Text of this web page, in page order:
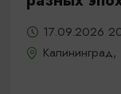
17.09.2026